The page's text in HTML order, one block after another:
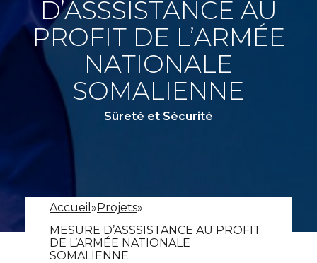
D’ASSSISTANCE AU
PROFIT DE L’ARMÉE
NATIONALE
SOMALIENNE
Sûreté et Sécurité
Accueil »Projets»
MESURE D’ASSSISTANCE AU PROFIT
DE L’ARMÉE NATIONALE
SOMALIENNE